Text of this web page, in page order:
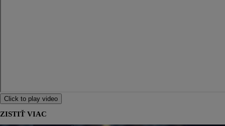
Click to play video
ZISTIŤ VIAC